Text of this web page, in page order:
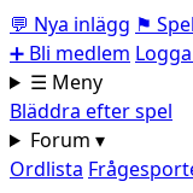
💬 Nya inlägg ⚑
➕ Bli medlem
☰ Meny
Bläddra efter spel
Forum ▾
Ordlista